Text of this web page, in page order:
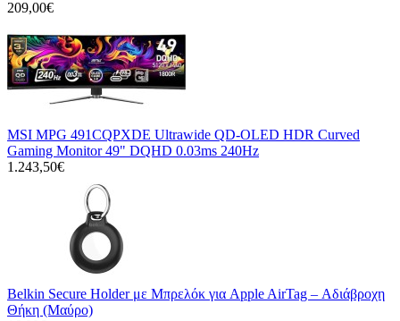
209,00€
MSI MPG 491CQPXDE Ultrawide QD-OLED HDR Curved
Gaming Monitor 49" DQHD 0.03ms 240Hz
1.243,50€
Belkin Secure Holder με Μπρελόκ για Apple AirTag – Αδιάβροχη
Θήκη (Μαύρο)